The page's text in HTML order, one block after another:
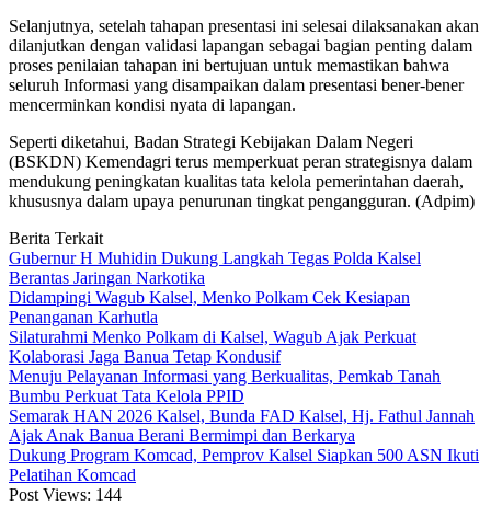
Selanjutnya, setelah tahapan presentasi ini selesai dilaksanakan akan
dilanjutkan dengan validasi lapangan sebagai bagian penting dalam
proses penilaian tahapan ini bertujuan untuk memastikan bahwa
seluruh Informasi yang disampaikan dalam presentasi bener-bener
mencerminkan kondisi nyata di lapangan.
Seperti diketahui, Badan Strategi Kebijakan Dalam Negeri
(BSKDN) Kemendagri terus memperkuat peran strategisnya dalam
mendukung peningkatan kualitas tata kelola pemerintahan daerah,
khususnya dalam upaya penurunan tingkat pengangguran. (Adpim)
Berita Terkait
Gubernur H Muhidin Dukung Langkah Tegas Polda Kalsel
Berantas Jaringan Narkotika
Didampingi Wagub Kalsel, Menko Polkam Cek Kesiapan
Penanganan Karhutla
Silaturahmi Menko Polkam di Kalsel, Wagub Ajak Perkuat
Kolaborasi Jaga Banua Tetap Kondusif
Menuju Pelayanan Informasi yang Berkualitas, Pemkab Tanah
Bumbu Perkuat Tata Kelola PPID
Semarak HAN 2026 Kalsel, Bunda FAD Kalsel, Hj. Fathul Jannah
Ajak Anak Banua Berani Bermimpi dan Berkarya
Dukung Program Komcad, Pemprov Kalsel Siapkan 500 ASN Ikuti
Pelatihan Komcad
Post Views: 144